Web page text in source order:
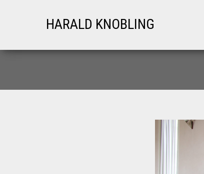
HARALD KNOBLING